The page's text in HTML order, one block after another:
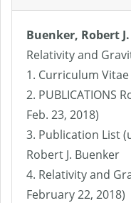
Buenker, Robert J.
Relativity and
1. Curriculum
2. PUBLICATIONS
Feb. 23, 2018)
3. Publication List
Robert J. Buenker
4. Relativity and
February 22, 2018)